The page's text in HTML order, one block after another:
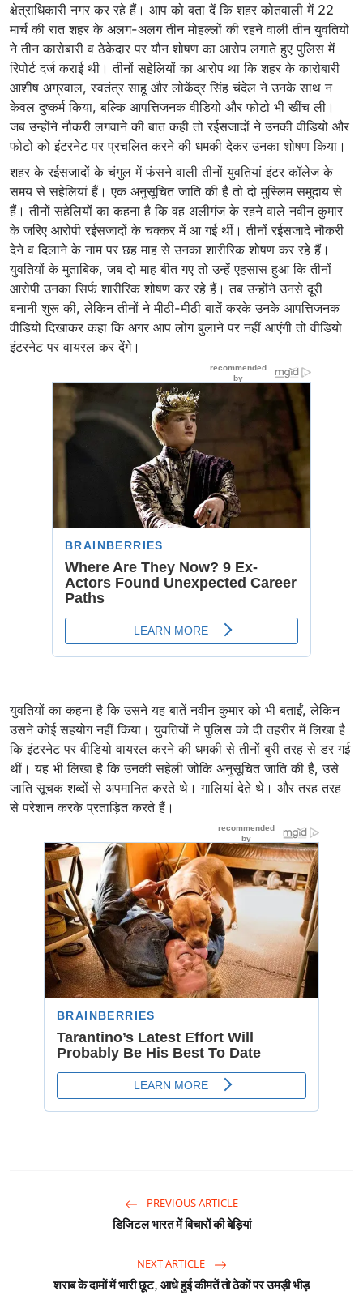
क्षेत्राधिकारी नगर कर रहे हैं। आप को बता दें कि शहर कोतवाली में 22
मार्च की रात शहर के अलग-अलग तीन मोहल्लों की रहने वाली तीन युवतियों
ने तीन कारोबारी व ठेकेदार पर यौन शोषण का आरोप लगाते हुए पुलिस में
रिपोर्ट दर्ज कराई थी। तीनों सहेलियों का आरोप था कि शहर के कारोबारी
आशीष अग्रवाल, स्वतंत्र साहू और लोकेंद्र सिंह चंदेल ने उनके साथ न
केवल दुष्कर्म किया, बल्कि आपत्तिजनक वीडियो और फोटो भी खींच ली।
जब उन्होंने नौकरी लगवाने की बात कही तो रईसजादों ने उनकी वीडियो और
फोटो को इंटरनेट पर प्रचलित करने की धमकी देकर उनका शोषण किया।
शहर के रईसजादों के चंगुल में फंसने वाली तीनों युवतियां इंटर कॉलेज के
समय से सहेलियां हैं। एक अनुसूचित जाति की है तो दो मुस्लिम समुदाय से
हैं। तीनों सहेलियों का कहना है कि वह अलीगंज के रहने वाले नवीन कुमार
के जरिए आरोपी रईसजादों के चक्कर में आ गई थीं। तीनों रईसजादे नौकरी
देने व दिलाने के नाम पर छह माह से उनका शारीरिक शोषण कर रहे हैं।
युवतियों के मुताबिक, जब दो माह बीत गए तो उन्हें एहसास हुआ कि तीनों
आरोपी उनका सिर्फ शारीरिक शोषण कर रहे हैं। तब उन्होंने उनसे दूरी
बनानी शुरू की, लेकिन तीनों ने मीठी-मीठी बातें करके उनके आपत्तिजनक
वीडियो दिखाकर कहा कि अगर आप लोग बुलाने पर नहीं आएंगी तो वीडियो
इंटरनेट पर वायरल कर देंगे।
युवतियों का कहना है कि उसने यह बातें नवीन कुमार को भी बताईं, लेकिन
उसने कोई सहयोग नहीं किया। युवतियों ने पुलिस को दी तहरीर में लिखा है
कि इंटरनेट पर वीडियो वायरल करने की धमकी से तीनों बुरी तरह से डर गई
थीं। यह भी लिखा है कि उनकी सहेली जोकि अनुसूचित जाति की है, उसे
जाति सूचक शब्दों से अपमानित करते थे। गालियां देते थे। और तरह तरह
से परेशान करके प्रताड़ित करते हैं।
PREVIOUS ARTICLE
डिजिटल भारत में विचारों की बेड़ियां
NEXT ARTICLE
शराब के दामों में भारी छूट, आधे हुई कीमतें तो ठेकों पर उमड़ी भीड़